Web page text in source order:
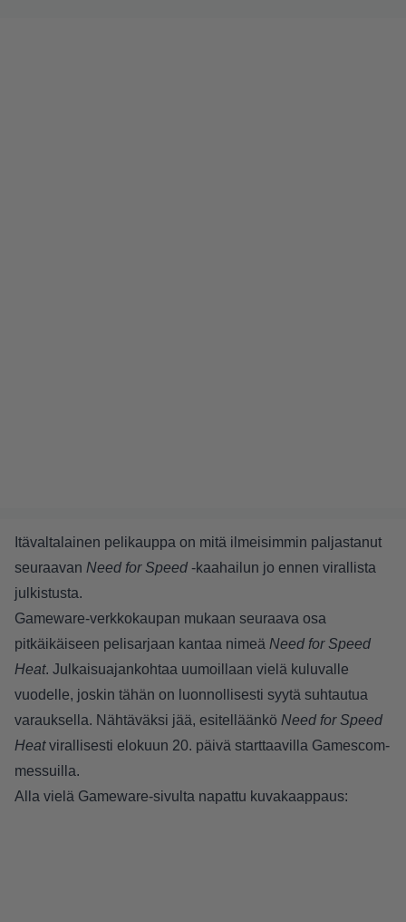
Itävaltalainen pelikauppa on mitä ilmeisimmin paljastanut
seuraavan Need for Speed -kaahailun jo ennen virallista
julkistusta.
Gameware-verkkokaupan mukaan seuraava osa
pitkäikäiseen pelisarjaan kantaa nimeä Need for Speed
Heat. Julkaisuajankohtaa uumoillaan vielä kuluvalle
vuodelle, joskin tähän on luonnollisesti syytä suhtautua
varauksella. Nähtäväksi jää, esitelläänkö Need for Speed
Heatvirallisesti elokuun 20. päivä starttaavilla Gamescom-
messuilla.
Alla vielä Gameware-sivulta napattu kuvakaappaus: